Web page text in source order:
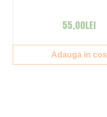
55,00LEI
Adauga in cos